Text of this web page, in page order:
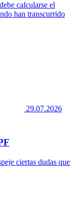
calcularse el
han transcurrido
29.07.2026
ciertas dudas que